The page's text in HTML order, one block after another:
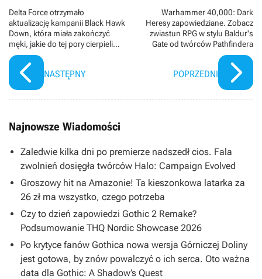
Delta Force otrzymało
aktualizację kampanii Black Hawk
Down, która miała zakończyć
męki, jakie do tej pory cierpieli
gracze solo
NASTĘPNY
Warhammer 40,000: Dark
Heresy zapowiedziane. Zobacz
zwiastun RPG w stylu Baldur's
Gate od twórców Pathfindera
POPRZEDNI
Najnowsze Wiadomości
Zaledwie kilka dni po premierze nadszedł cios. Fala
zwolnień dosięgła twórców Halo: Campaign Evolved
Groszowy hit na Amazonie! Ta kieszonkowa latarka za
26 zł ma wszystko, czego potrzeba
Czy to dzień zapowiedzi Gothic 2 Remake?
Podsumowanie THQ Nordic Showcase 2026
Po krytyce fanów Gothica nowa wersja Górniczej Doliny
jest gotowa, by znów powalczyć o ich serca. Oto ważna
data dla Gothic: A Shadow’s Quest